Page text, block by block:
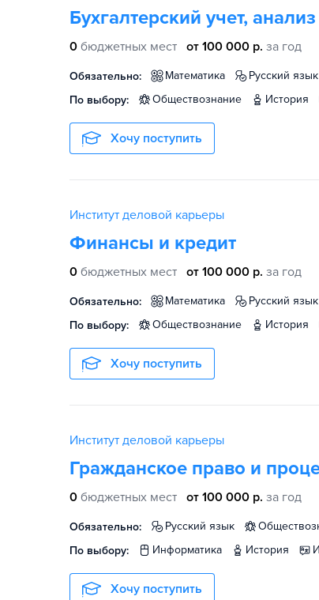
Бухгалтерский учет,
0 бюджетных мест от 100 000 р. за год
Обязательно: математика
русский язык
По выбору:
обществознание история
Хочу поступить
Институт деловой карьеры
Финансы и кредит
0 бюджетных мест от 100 000 р. за год
Обязательно: математика
русский язык
По выбору:
обществознание история
Хочу поступить
Институт деловой карьеры
Гражданское право и
0 бюджетных мест от 100 000 р. за год
Обязательно: русский язык
По выбору:
информатика история
Хочу поступить